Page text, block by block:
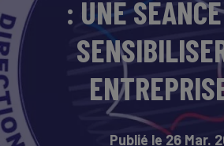
: UNE
Publié le 26 Mar.